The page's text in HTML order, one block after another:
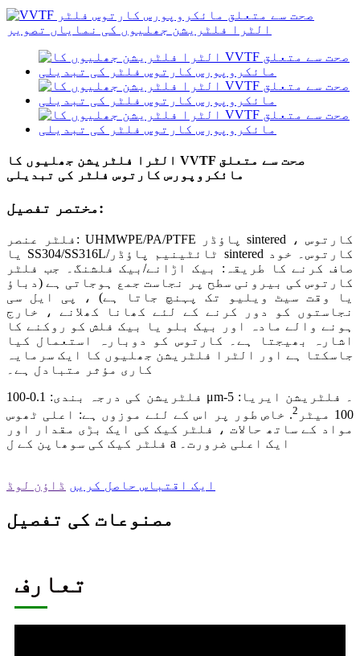
الٹرا فلٹریشن جھلیوں کا VVTF صحت سے متعلق
مائکروپورس کارتوس فلٹر کی تبدیلی
مختصر تفصیل:
فلٹر عنصر: UHMWPE/PA/PTFE پاؤڈر sintered کارتوس ،
یا SS304/SS316L/ٹائٹینیم پاؤڈر sintered کارتوس۔ خود
صاف کرنے کا طریقہ: بیک اڑانے/بیک فلشنگ۔ جب فلٹر
کارتوس کی بیرونی سطح پر نجاست جمع ہوجاتی ہے (دباؤ
یا وقت سیٹ ویلیو تک پہنچ جاتا ہے) ، پی ایل سی
نجاستوں کو دور کرنے کے لئے کھانا کھلانے ، خارج
ہونے والے مادہ اور بیک بلو یا بیک فلش کو روکنے کا
اشارہ بھیجتا ہے۔ کارتوس کو دوبارہ استعمال کیا
جاسکتا ہے اور الٹرا فلٹریشن جھلیوں کا ایک سرمایہ
کاری مؤثر متبادل ہے۔
فلٹریشن کی درجہ بندی: 0.1-100 μm۔ فلٹریشن ایریا: 5-
100 میٹر
2. خاص طور پر اس کے لئے موزوں ہے: اعلی ٹھوس
مواد کے ساتھ حالات ، فلٹر کیک کی ایک بڑی مقدار اور
فلٹر کیک کی سوھاپن کے ل a ایک اعلی ضرورت۔
ایک اقتباس حاصل کریں ڈاؤن لوڈ
مصنوعات کی تفصیل
تعارف